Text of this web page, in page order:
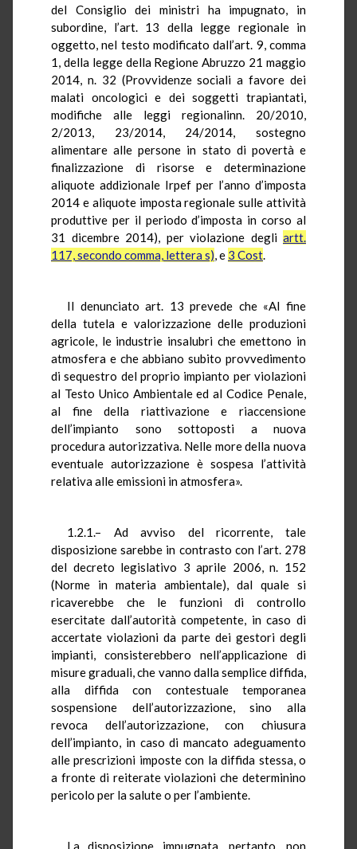
del Consiglio dei ministri ha impugnato, in
subordine, l’art. 13 della legge regionale in
oggetto, nel testo modificato dall’art. 9, comma
1, della legge della Regione Abruzzo 21 maggio
2014, n. 32 (Provvidenze sociali a favore dei
malati oncologici e dei soggetti trapiantati,
modifiche alle leggi regionalinn. 20/2010,
2/2013, 23/2014, 24/2014, sostegno
alimentare alle persone in stato di povertà e
finalizzazione di risorse e determinazione
aliquote addizionale Irpef per l’anno d’imposta
2014 e aliquote imposta regionale sulle attività
produttive per il periodo d’imposta in corso al
31 dicembre 2014), per violazione degli artt.
117, secondo comma, lettera s), e 3 Cost.
Il denunciato art. 13 prevede che «Al fine
della tutela e valorizzazione delle produzioni
agricole, le industrie insalubri che emettono in
atmosfera e che abbiano subito provvedimento
di sequestro del proprio impianto per violazioni
al Testo Unico Ambientale ed al Codice Penale,
al fine della riattivazione e riaccensione
dell’impianto sono sottoposti a nuova
procedura autorizzativa. Nelle more della nuova
eventuale autorizzazione è sospesa l’attività
relativa alle emissioni in atmosfera».
1.2.1.– Ad avviso del ricorrente, tale
disposizione sarebbe in contrasto con l’art. 278
del decreto legislativo 3 aprile 2006, n. 152
(Norme in materia ambientale), dal quale si
ricaverebbe che le funzioni di controllo
esercitate dall’autorità competente, in caso di
accertate violazioni da parte dei gestori degli
impianti, consisterebbero nell’applicazione di
misure graduali, che vanno dalla semplice diffida,
alla diffida con contestuale temporanea
sospensione dell’autorizzazione, sino alla
revoca dell’autorizzazione, con chiusura
dell’impianto, in caso di mancato adeguamento
alle prescrizioni imposte con la diffida stessa, o
a fronte di reiterate violazioni che determinino
pericolo per la salute o per l’ambiente.
La disposizione impugnata, pertanto, non